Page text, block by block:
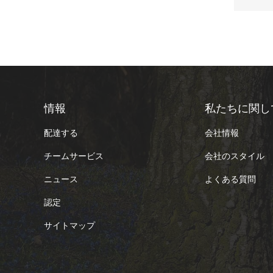
情報
配達する
チームサービス
ニュース
認定
サイトマップ
私たちに関し
会社情報
会社のスタイル
よくある質問